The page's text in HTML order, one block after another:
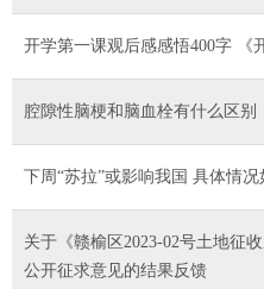
开学第一课观后感感悟400字 《
腔隙性脑梗和脑血栓有什么区别
下周“苏拉”或影响我国 具体情
关于《赣榆区2023-02号土地征
公开征求意见的结果反馈